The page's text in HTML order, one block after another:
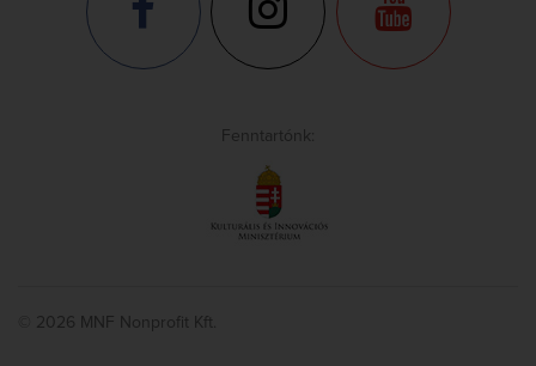
Fenntartónk:
© 2026 MNF Nonprofit Kft.